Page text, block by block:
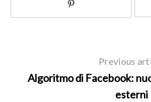
Previous
Algoritmo di Facebook:
esterni